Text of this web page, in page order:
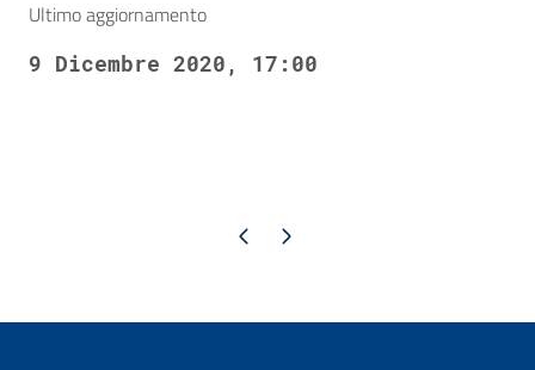
Ultimo aggiornamento
9 Dicembre 2020, 17:00
Pagina precedente
Pagina successiva